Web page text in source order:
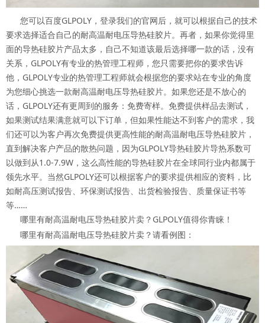
您可以百度GLPOLY，登录我们的官网后，就可以根据自己的技术
要求选择适合自己的耐高温耐电压导热硅胶片。再者，如果你觉得里
面的导热硅胶片产品太多，自己不知道该最后选择哪一款的话，没有
关系，GLPOLY有专业的热管理工程师，您只需要把你的要求告诉
他，GLPOLY专业的热管理工程师就会根据您的要求站在专业的角度
为您细心挑选一款耐高温耐电压导热硅胶片。如果您还是不放心的
话，GLPOLY还有更周到的服务：免费寄样。免费提供样品去测试，
如果测试结果满意就可以下订单，但如果性能达不到客户的需求，我
们还可以为客户再次免费提供更高性能的耐高温耐电压导热硅胶片，
直到解决客户产品的散热问题，因为GLPOLY导热硅胶片导热系数可
以做到从1.0-7.9W，这么高性能的导热硅胶片在全球同行业内都属于
领先水平。当然GLPOLY还可以根据客户的要求提供相应的资料，比
如耐高压测试报告、环保测试报告、出货检验报告、质量保证书等
等……
哪里有耐高温耐电压导热硅胶片卖？GLPOLY值得你青睐！
哪里有耐高温耐电压导热硅胶片卖？请看例图：